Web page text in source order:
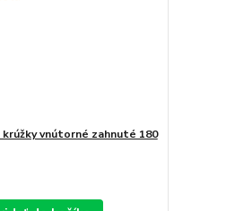
vnútorné zahnuté 180